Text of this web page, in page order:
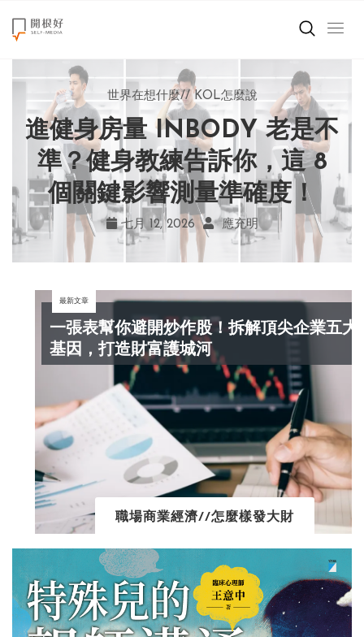
來點正能量
世界在想什麼
創造美好生活
小孩不是噩夢
職場商業經濟
影片專區
關於我們
世界在想什麼//地球村發生的事
AI 複製吉卜力畫風引爭議！
宮崎駿用七年證明：人腦創
作仍無可取代
七月 19, 2026 菲利浦．科特勒
來點正能量//與自己和解
別讓過去的榮耀嘲笑現在！
學會捨棄獎盃，活出當下的
真實幸福
七月 17, 2026 亞瑟．布魯克斯
來點正能量//女力至上
改變不用驚天動地！《米娜
家的星期六》看小女孩如何
勇敢跨出第一步
七月 22, 2026 不正田心
世界在想什麼//KOL怎麼說
進健身房量 INBODY 老是不
準？健身教練告訴你，這 8
個關鍵影響測量準確度！
七月 12, 2026 應充明
一張表幫你避開炒作股！拆解頂尖企業五大
基因，打造財富護城河
最新文章
職場商業經濟//怎麼樣發大財